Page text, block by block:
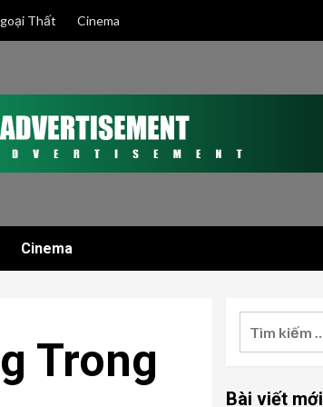
Thất Cinema
Cinema
Trong
Bài viết mới